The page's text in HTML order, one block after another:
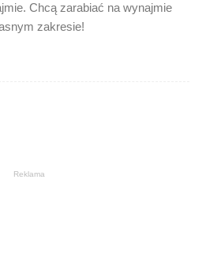
Chcą zarabiać na wynajmie
zakresie!
Reklama